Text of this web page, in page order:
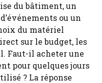
du bâtiment, un
ou un
du matériel
sur le budget, les
Faut-il acheter une
pour quelques jours
? La réponse